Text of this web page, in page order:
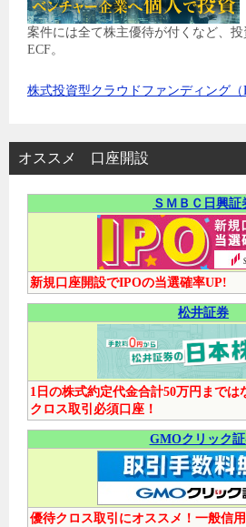
案件には全て株主優待が付くなど、
ECF。
株式投資型クラウドファンディング（
オススメ 口座開設
ＳＭＢＣ日興証
新規口座開設でIPOの当選確率UP!
松井証券
1日の株式約定代金合計50万円までは
クロス取引必須口座！
GMOクリック
優待クロス取引にオススメ！一般信